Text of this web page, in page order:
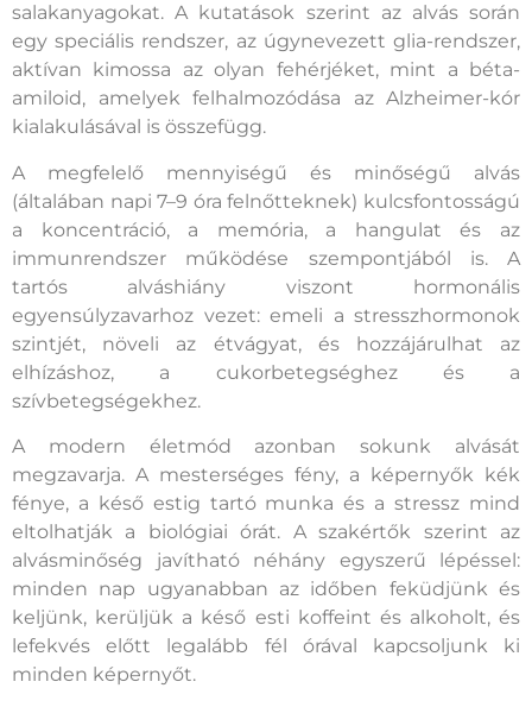
salakanyagokat. A kutatások szerint az alvás során
egy speciális rendszer, az úgynevezett glia-rendszer,
aktívan kimossa az olyan fehérjéket, mint a béta-
amiloid, amelyek felhalmozódása az Alzheimer-kór
kialakulásával is összefügg.
A megfelelő mennyiségű és minőségű alvás
(általában napi 7–9 óra felnőtteknek) kulcsfontosságú
a koncentráció, a memória, a hangulat és az
immunrendszer működése szempontjából is. A
tartós alváshiány viszont hormonális
egyensúlyzavarhoz vezet: emeli a stresszhormonok
szintjét, növeli az étvágyat, és hozzájárulhat az
elhízáshoz, a cukorbetegséghez és a
szívbetegségekhez.
A modern életmód azonban sokunk alvását
megzavarja. A mesterséges fény, a képernyők kék
fénye, a késő estig tartó munka és a stressz mind
eltolhatják a biológiai órát. A szakértők szerint az
alvásminőség javítható néhány egyszerű lépéssel:
minden nap ugyanabban az időben feküdjünk és
keljünk, kerüljük a késő esti koffeint és alkoholt, és
lefekvés előtt legalább fél órával kapcsoljunk ki
minden képernyőt.